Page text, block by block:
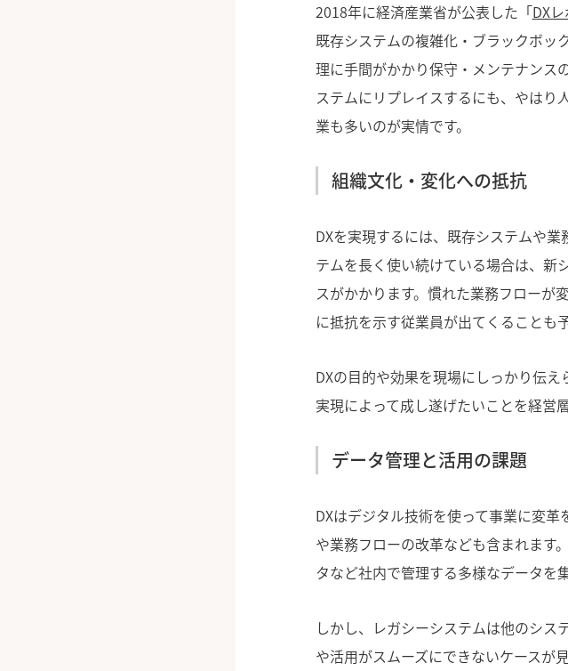
2018年に経済産業省が公表した「DX
既存システムの複雑化・ブラックボッ
理に手間がかかり保守・メンテナンス
ステムにリプレイスするにも、やはり
業も多いのが実情です。
組織文化・変化への抵抗
DXを実現するには、既存システムや
テムを長く使い続けている場合は、新
スがかかります。慣れた業務フローが
に抵抗を示す従業員が出てくることも
DXの目的や効果を現場にしっかり伝
実現によって成し遂げたいことを経営
データ管理と活用の課題
DXはデジタル技術を使って事業に変
や業務フローの改革なども含まれます
タなど社内で管理する多様なデータを
しかし、レガシーシステムは他のシス
や活用がスムーズにできないケースが